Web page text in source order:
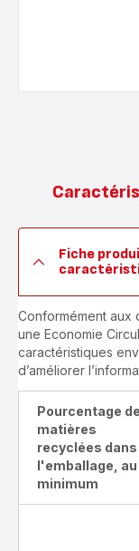
Fiche
Conformément aux
une Economie
caractéristiques
d’améliorer
Pourcentage de
matières
recyclées dans
l'emballage, au
minimum